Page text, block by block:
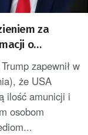
za
o
amunicji
zapewnił w
że USA
ilość amunicji i
osobom